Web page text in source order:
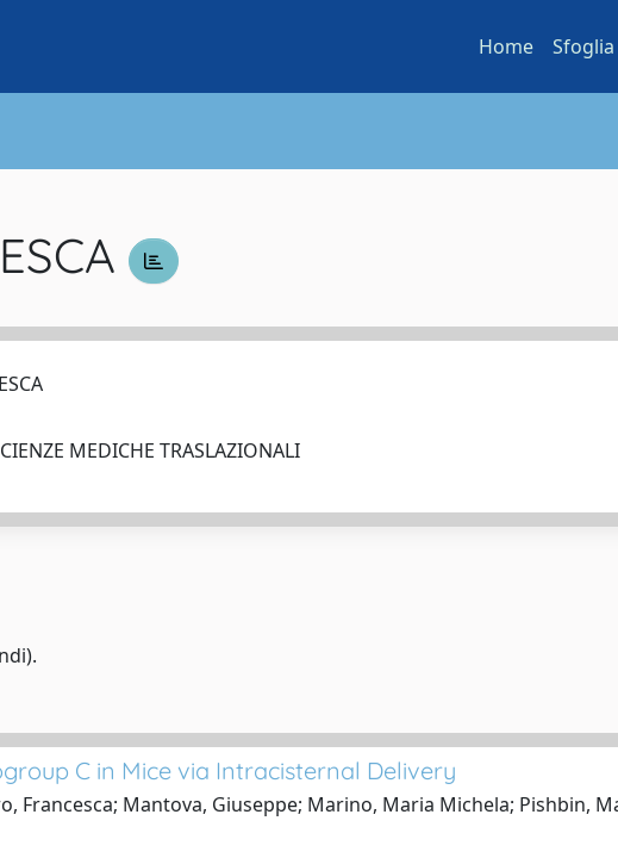
Home Sfoglia
MEDICHE TRASLAZIONALI
C in Mice via Intracisternal Delivery
Francesca; Mantova, Giuseppe; Marino, Maria Michela; Pishbin,